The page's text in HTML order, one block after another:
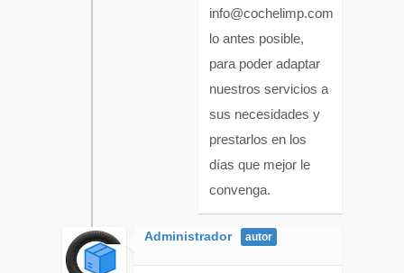
info@cochelimp.com
lo antes posible,
para poder adaptar
nuestros servicios a
sus necesidades y
prestarlos en los
días que mejor le
convenga.
Administrador